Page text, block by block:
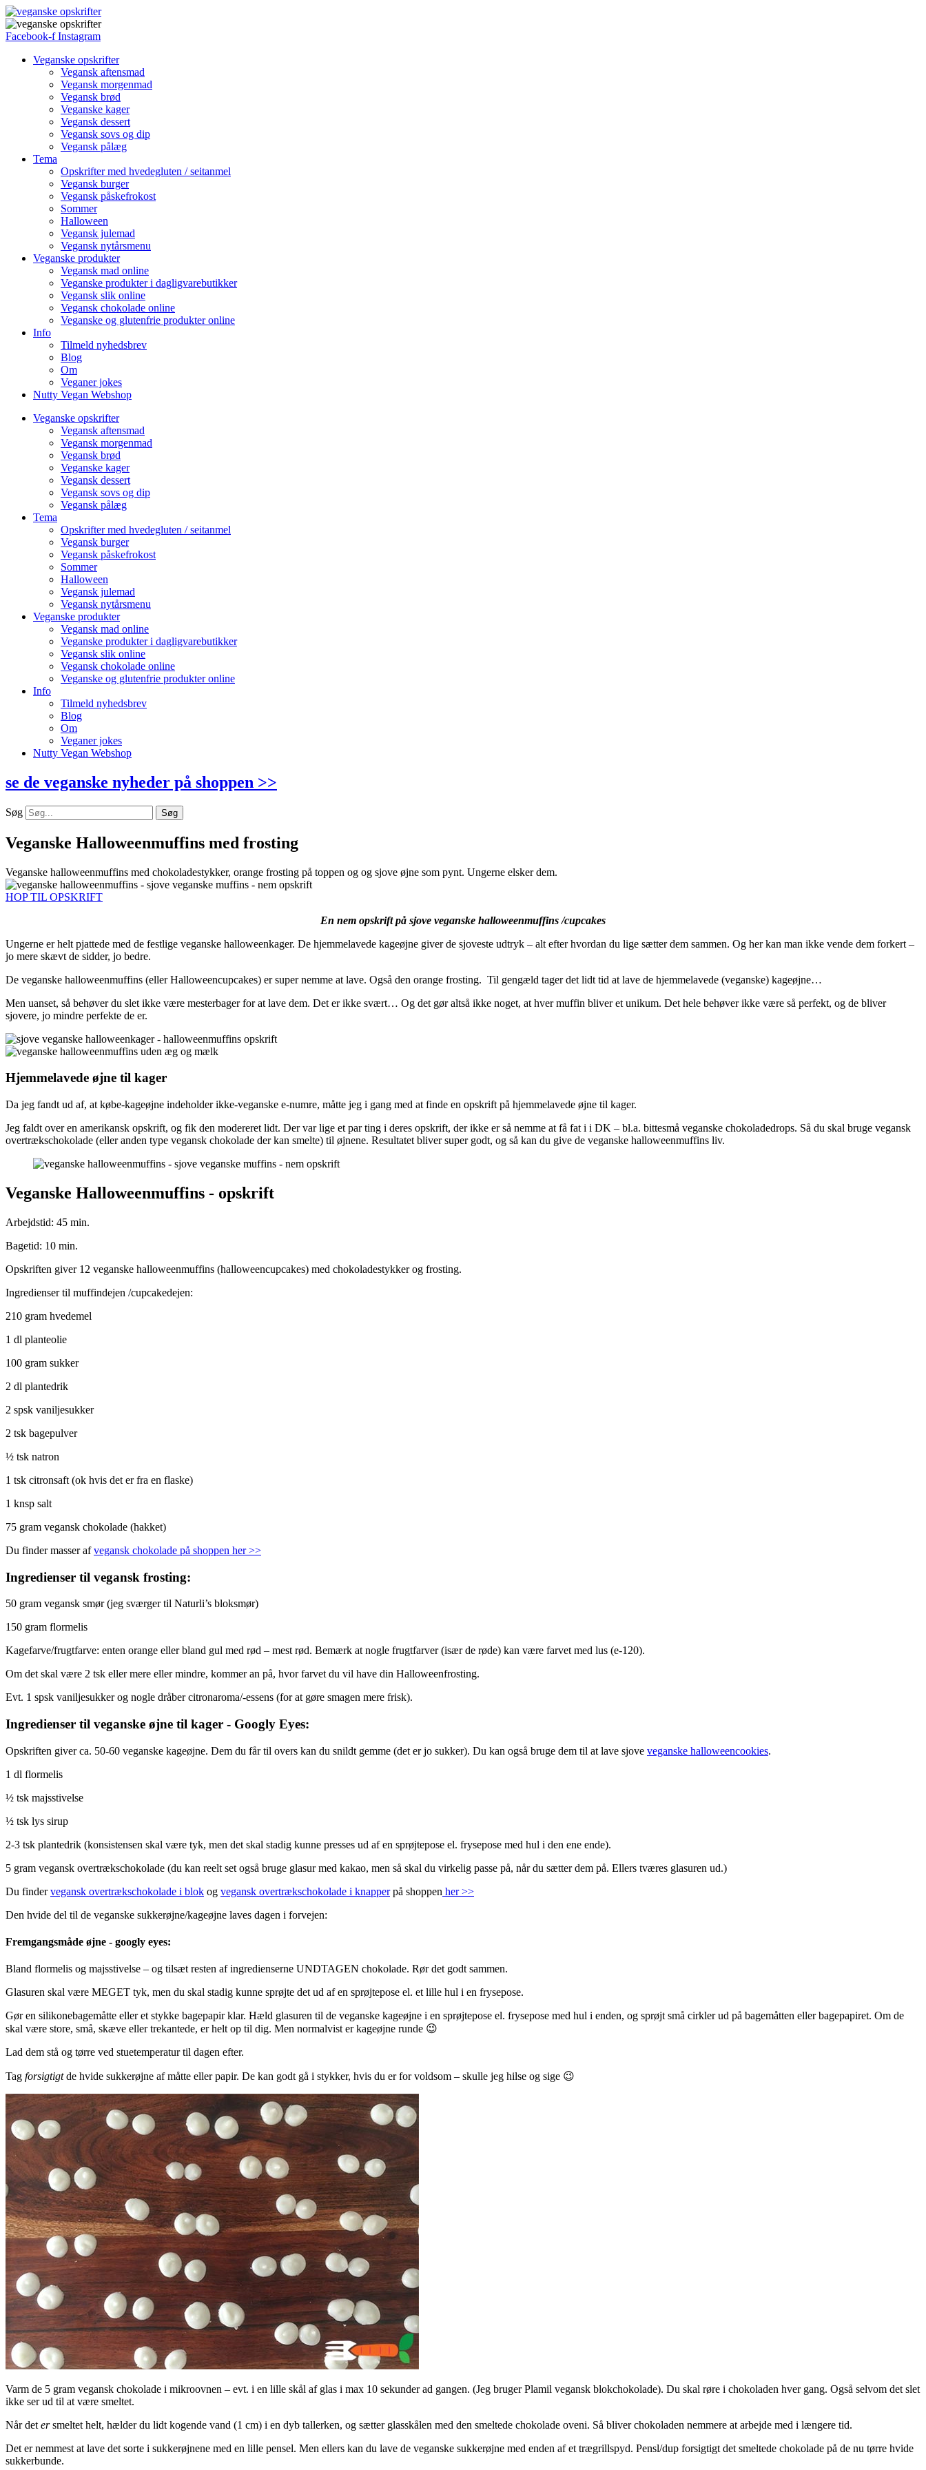
Facebook-f Instagram
Veganske opskrifter
Vegansk aftensmad
Vegansk morgenmad
Vegansk brød
Veganske kager
Vegansk dessert
Vegansk sovs og dip
Vegansk pålæg
Tema
Opskrifter med hvedegluten / seitanmel
Vegansk burger
Vegansk påskefrokost
Sommer
Halloween
Vegansk julemad
Vegansk nytårsmenu
Veganske produkter
Vegansk mad online
Veganske produkter i dagligvarebutikker
Vegansk slik online
Vegansk chokolade online
Veganske og glutenfrie produkter online
Info
Tilmeld nyhedsbrev
Blog
Om
Veganer jokes
Nutty Vegan Webshop
Veganske opskrifter
Vegansk aftensmad
Vegansk morgenmad
Vegansk brød
Veganske kager
Vegansk dessert
Vegansk sovs og dip
Vegansk pålæg
Tema
Opskrifter med hvedegluten / seitanmel
Vegansk burger
Vegansk påskefrokost
Sommer
Halloween
Vegansk julemad
Vegansk nytårsmenu
Veganske produkter
Vegansk mad online
Veganske produkter i dagligvarebutikker
Vegansk slik online
Vegansk chokolade online
Veganske og glutenfrie produkter online
Info
Tilmeld nyhedsbrev
Blog
Om
Veganer jokes
Nutty Vegan Webshop
se de veganske nyheder på shoppen >>
Søg Søg
Veganske Halloweenmuffins med frosting
Veganske halloweenmuffins med chokoladestykker, orange frosting på toppen og og sjove øjne som pynt. Ungerne elsker dem.
HOP TIL OPSKRIFT
En nem opskrift på sjove veganske halloweenmuffins /cupcakes
Ungerne er helt pjattede med de festlige veganske halloweenkager. De hjemmelavede kageøjne giver de sjoveste udtryk – alt efter hvordan du lige sætter dem sammen. Og her kan man ikke vende dem forkert –
jo mere skævt de sidder, jo bedre.
De veganske halloweenmuffins (eller Halloweencupcakes) er super nemme at lave. Også den orange frosting. Til gengæld tager det lidt tid at lave de hjemmelavede (veganske) kageøjne…
Men uanset, så behøver du slet ikke være mesterbager for at lave dem. Det er ikke svært… Og det gør altså ikke noget, at hver muffin bliver et unikum. Det hele behøver ikke være så perfekt, og de bliver
sjovere, jo mindre perfekte de er.
Hjemmelavede øjne til kager
Da jeg fandt ud af, at købe-kageøjne indeholder ikke-veganske e-numre, måtte jeg i gang med at finde en opskrift på hjemmelavede øjne til kager.
Jeg faldt over en amerikansk opskrift, og fik den modereret lidt. Der var lige et par ting i deres opskrift, der ikke er så nemme at få fat i i DK – bl.a. bittesmå veganske chokoladedrops. Så du skal bruge vegansk
overtrækschokolade (eller anden type vegansk chokolade der kan smelte) til øjnene. Resultatet bliver super godt, og så kan du give de veganske halloweenmuffins liv.
Veganske Halloweenmuffins - opskrift
Arbejdstid: 45 min.
Bagetid: 10 min.
Opskriften giver 12 veganske halloweenmuffins (halloweencupcakes) med chokoladestykker og frosting.
Ingredienser til muffindejen /cupcakedejen:
210 gram hvedemel
1 dl planteolie
100 gram sukker
2 dl plantedrik
2 spsk vaniljesukker
2 tsk bagepulver
½ tsk natron
1 tsk citronsaft (ok hvis det er fra en flaske)
1 knsp salt
75 gram vegansk chokolade (hakket)
Du finder masser afvegansk chokolade på shoppen her >>
Ingredienser til vegansk frosting:
50 gram vegansk smør (jeg sværger til Naturli’s bloksmør)
150 gram flormelis
Kagefarve/frugtfarve: enten orange eller bland gul med rød – mest rød. Bemærk at nogle frugtfarver (især de røde) kan være farvet med lus (e-120).
Om det skal være 2 tsk eller mere eller mindre, kommer an på, hvor farvet du vil have din Halloweenfrosting.
Evt. 1 spsk vaniljesukker og nogle dråber citronaroma/-essens (for at gøre smagen mere frisk).
Ingredienser til veganske øjne til kager - Googly Eyes:
Opskriften giver ca. 50-60 veganske kageøjne. Dem du får til overs kan du snildt gemme (det er jo sukker). Du kan også bruge dem til at lave sjove veganske halloweencookies.
1 dl flormelis
½ tsk majsstivelse
½ tsk lys sirup
2-3 tsk plantedrik (konsistensen skal være tyk, men det skal stadig kunne presses ud af en sprøjtepose el. frysepose med hul i den ene ende).
5 gram vegansk overtrækschokolade (du kan reelt set også bruge glasur med kakao, men så skal du virkelig passe på, når du sætter dem på. Ellers tværes glasuren ud.)
Du findervegansk overtrækschokolade i blok og vegansk overtrækschokolade i knapperpå shoppen her >>
Den hvide del til de veganske sukkerøjne/kageøjne laves dagen i forvejen:
Fremgangsmåde øjne - googly eyes:
Bland flormelis og majsstivelse – og tilsæt resten af ingredienserne UNDTAGEN chokolade. Rør det godt sammen.
Glasuren skal være MEGET tyk, men du skal stadig kunne sprøjte det ud af en sprøjtepose el. et lille hul i en frysepose.
Gør en silikonebagemåtte eller et stykke bagepapir klar. Hæld glasuren til de veganske kageøjne i en sprøjtepose el. frysepose med hul i enden, og sprøjt små cirkler ud på bagemåtten eller bagepapiret. Om de
skal være store, små, skæve eller trekantede, er helt op til dig. Men normalvist er kageøjne runde 😉
Lad dem stå og tørre ved stuetemperatur til dagen efter.
Tag forsigtigtde hvide sukkerøjne af måtte eller papir. De kan godt gå i stykker, hvis du er for voldsom – skulle jeg hilse og sige 😉
Varm de 5 gram vegansk chokolade i mikroovnen – evt. i en lille skål af glas i max 10 sekunder ad gangen. (Jeg bruger Plamil vegansk blokchokolade). Du skal røre i chokoladen hver gang. Også selvom det slet
ikke ser ud til at være smeltet.
Når det ersmeltet helt, hælder du lidt kogende vand (1 cm) i en dyb tallerken, og sætter glasskålen med den smeltede chokolade oveni. Så bliver chokoladen nemmere at arbejde med i længere tid.
Det er nemmest at lave det sorte i sukkerøjnene med en lille pensel. Men ellers kan du lave de veganske sukkerøjne med enden af et trægrillspyd. Pensl/dup forsigtigt det smeltede chokolade på de nu tørre hvide
sukkerbunde.